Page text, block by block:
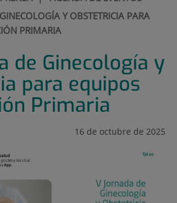
Y OBSTETRICIA PARA
PRIMARIA
de Ginecología y
para equipos
Primaria
16 de octubre de 2025